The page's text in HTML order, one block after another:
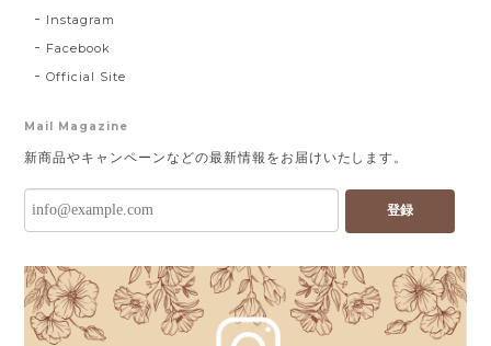
Instagram
Facebook
Official Site
Mail Magazine
新商品やキャンペーンなどの最新情報をお届けいたします。
登録